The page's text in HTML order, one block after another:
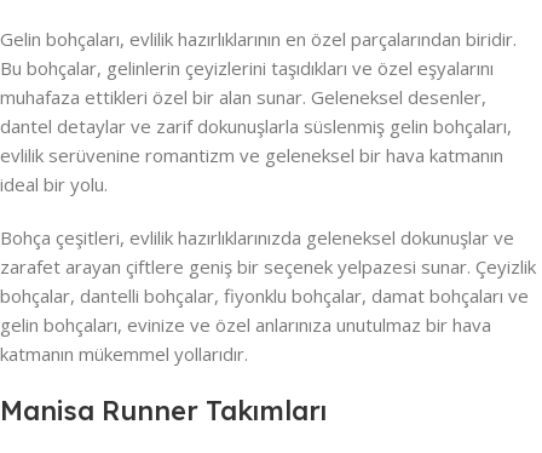
Gelin bohçaları, evlilik hazırlıklarının en özel parçalarından biridir.
Bu bohçalar, gelinlerin çeyizlerini taşıdıkları ve özel eşyalarını
muhafaza ettikleri özel bir alan sunar. Geleneksel desenler,
dantel detaylar ve zarif dokunuşlarla süslenmiş gelin bohçaları,
evlilik serüvenine romantizm ve geleneksel bir hava katmanın
ideal bir yolu.
Bohça çeşitleri, evlilik hazırlıklarınızda geleneksel dokunuşlar ve
zarafet arayan çiftlere geniş bir seçenek yelpazesi sunar. Çeyizlik
bohçalar, dantelli bohçalar, fiyonklu bohçalar, damat bohçaları ve
gelin bohçaları, evinize ve özel anlarınıza unutulmaz bir hava
katmanın mükemmel yollarıdır.
Manisa Runner Takımları